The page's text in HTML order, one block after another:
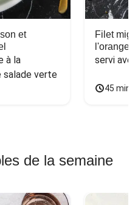
et
à la
salade verte
Filet
l'orange
servi
45
de la semaine